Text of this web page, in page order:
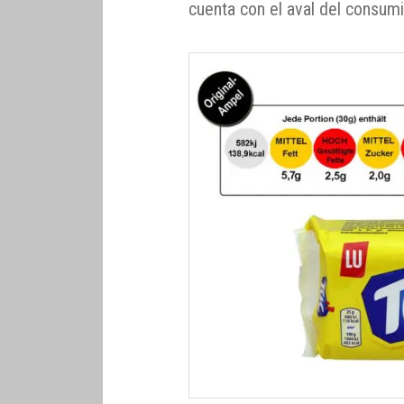
cuenta con el aval del